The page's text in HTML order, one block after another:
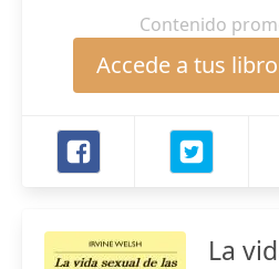
Contenido
Accede a tus
La